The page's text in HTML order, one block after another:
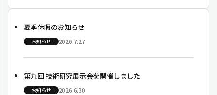
夏季休暇のお知らせ
お知らせ 2026.7.27
第九回 技術研究展示会を開催しました
お知らせ 2026.6.30